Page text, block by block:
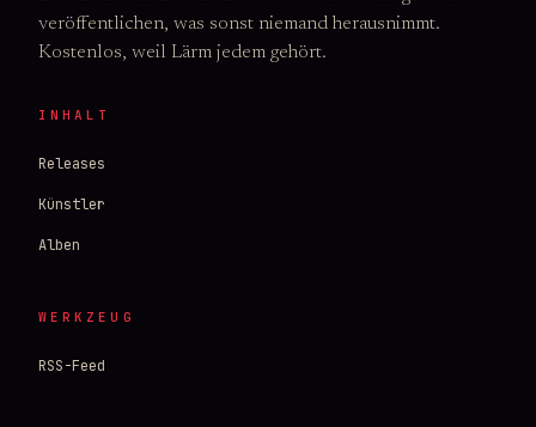
„Du hast zu viel gegessen letzten Monat –
Rückforderung 47,83 €“
Während es mit Tentakeln aus Kontoauszügen
Es fickt ihn langsam, rhythmisch wie ein
„Nicht nachweisbare Bedürftigkeit“
„Verweigerte Arbeitsgelegenheit“
Aus seinem Arsch quellen kleine,
veröffentlichen, was sonst niemand herausnimmt.
Kostenlos, weil Lärm jedem gehört.
INHALT
Releases
Künstler
Alben
WERKZEUG
RSS-Feed